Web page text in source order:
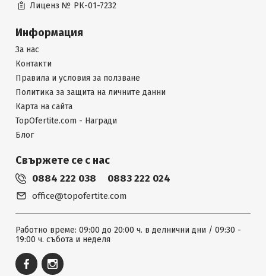
Лиценз № РК-01-7232
Информация
За нас
Контакти
Правила и условия за ползване
Политика за защита на личните данни
Карта на сайта
TopOfertite.com - Награди
Блог
Свържете се с нас
0884 222 038 0883 222 024
office@topofertite.com
Работно време: 09:00 до 20:00 ч. в делнични дни / 09:30 -
19:00 ч. събота и неделя